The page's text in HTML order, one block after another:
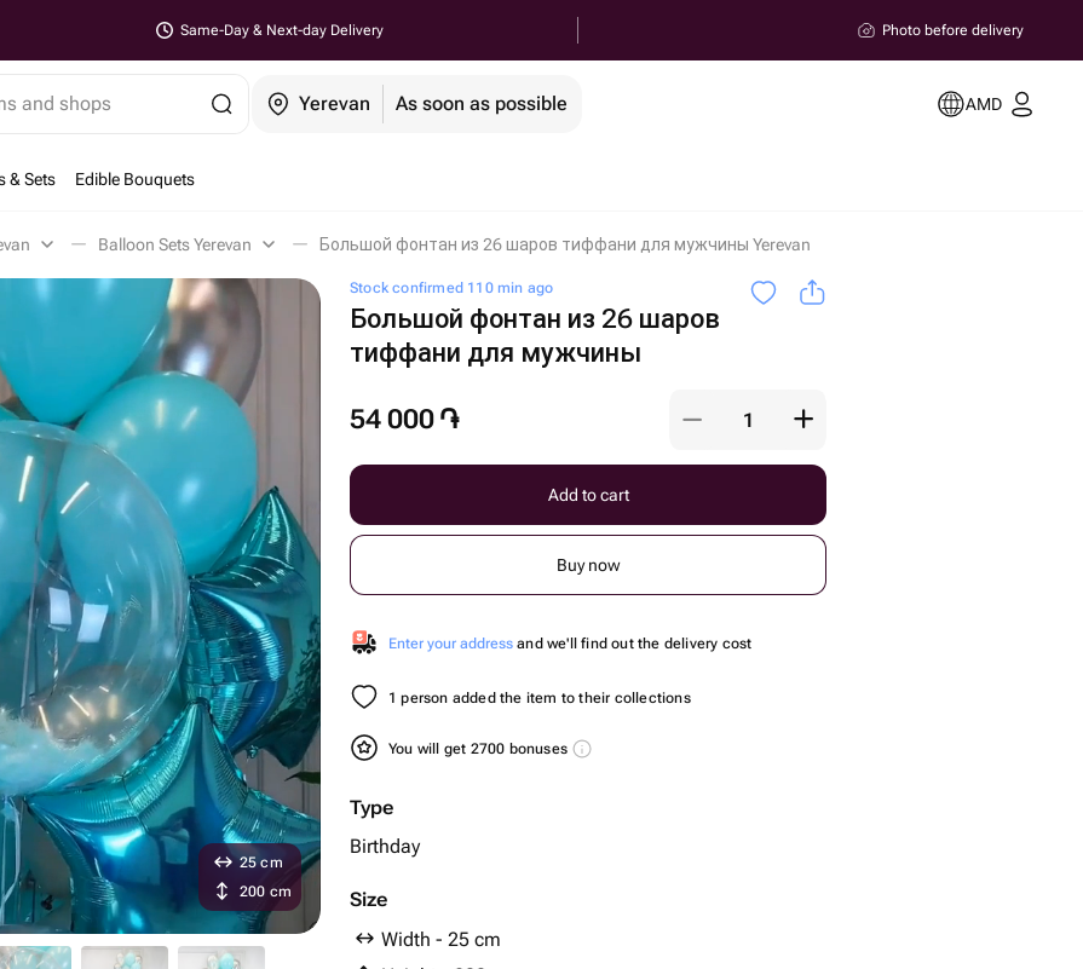
Same-Day & Next-day Delivery Photo before delivery
and shops Yerevan As soon as possible AMD
& Sets Edible Bouquets
Balloon Sets Yerevan Большой фонтан из 26 шаров тиффани для мужчины Yerevan
Stock confirmed 110 min ago
Большой фонтан из 26 шаров
тиффани для мужчины
54 000 ֏
Add to cart
Buy now
Enter your address and we'll find out the delivery cost
1 person added the item to their collections
You will get 2700 bonuses
Type
Birthday
Size
Width - 25 cm
25 cm
200 cm